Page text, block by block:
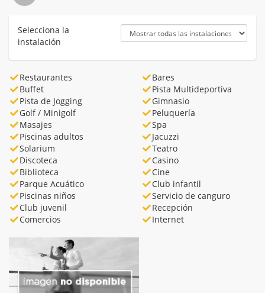
Selecciona la
instalación
Restaurantes
Bares
Buffet
Pista Multideportiva
Pista de Jogging
Gimnasio
Golf / Minigolf
Peluquería
Masajes
Spa
Piscinas adultos
Jacuzzi
Solarium
Teatro
Discoteca
Casino
Biblioteca
Cine
Parque Acuático
Club infantil
Piscinas niños
Servicio de canguro
Club juvenil
Recepción
Comercios
Internet